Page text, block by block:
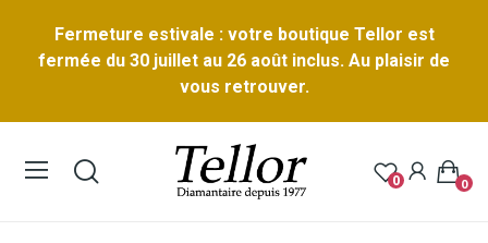
Fermeture estivale : votre boutique Tellor est
fermée du 30 juillet au 26 août inclus. Au plaisir de
vous retrouver.
0 0